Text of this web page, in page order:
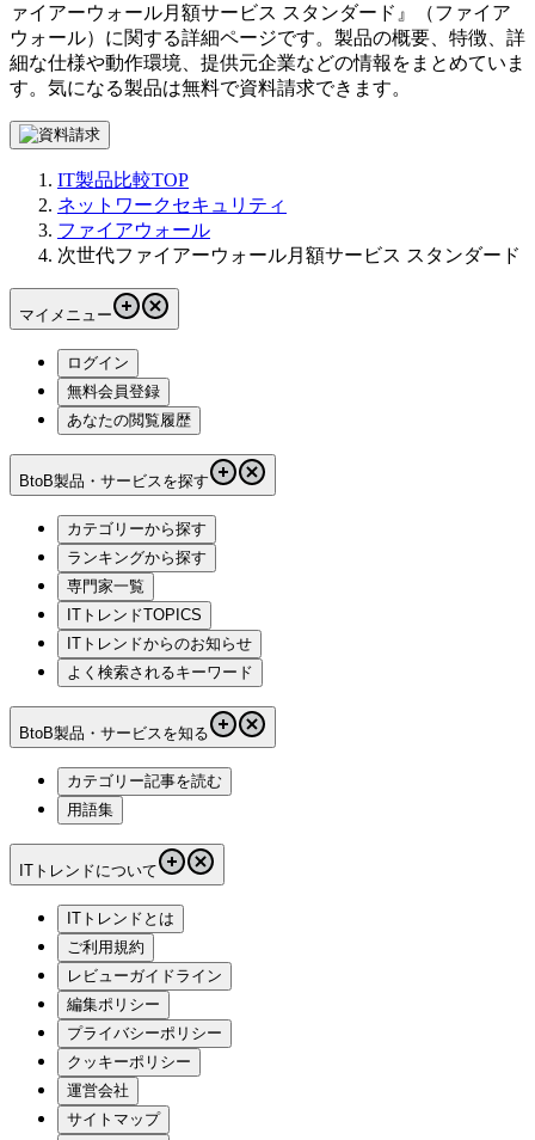
ァイアーウォール月額サービス スタンダード 』（ファイア
ウォール）に関する詳細ページです。製品の概要、特徴、詳
細な仕様や動作環境、提供元企業などの情報をまとめていま
す。気になる製品は無料で資料請求できます。
IT製品比較TOP
ネットワークセキュリティ
ファイアウォール
次世代ファイアーウォール月額サービス スタンダード
マイメニュー
ログイン
無料会員登録
あなたの閲覧履歴
BtoB製品・サービスを探す
カテゴリーから探す
ランキングから探す
専門家一覧
ITトレンドTOPICS
ITトレンドからのお知らせ
よく検索されるキーワード
BtoB製品・サービスを知る
カテゴリー記事を読む
用語集
ITトレンドについて
ITトレンドとは
ご利用規約
レビューガイドライン
編集ポリシー
プライバシーポリシー
クッキーポリシー
運営会社
サイトマップ